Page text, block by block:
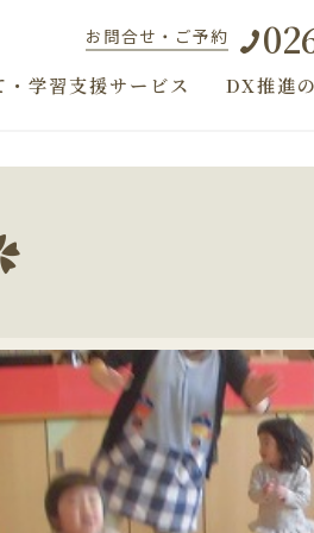
お問合せ・ご予約
・学習支援サービス DX推進